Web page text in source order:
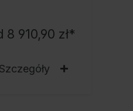
8 910,90 zł*
Szczegóły